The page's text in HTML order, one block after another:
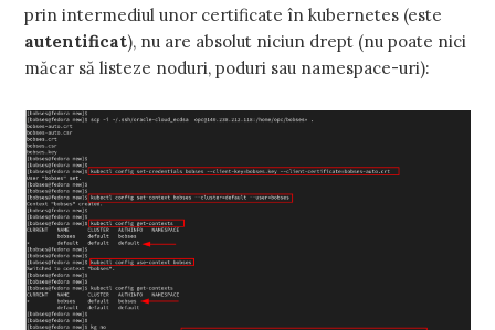
prin intermediul unor certificate în kubernetes (este
autentificat), nu are absolut niciun drept (nu poate nici
măcar să listeze noduri, poduri sau namespace-uri):